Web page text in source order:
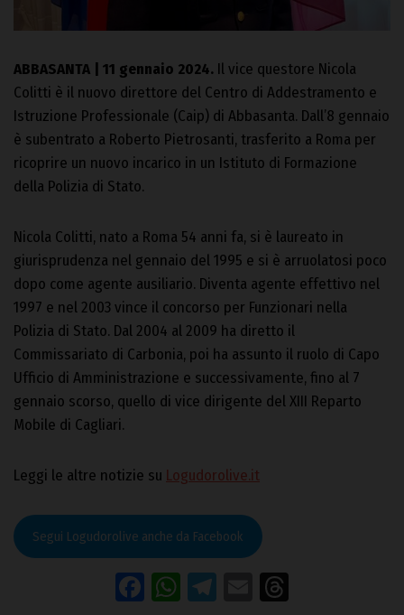
ABBASANTA | 11 gennaio 2024. Il vice questore Nicola
Colitti è il nuovo direttore del Centro di Addestramento e
Istruzione Professionale (Caip) di Abbasanta. Dall’8 gennaio
è subentrato a Roberto Pietrosanti, trasferito a Roma per
ricoprire un nuovo incarico in un Istituto di Formazione
della Polizia di Stato.
Nicola Colitti, nato a Roma 54 anni fa, si è laureato in
giurisprudenza nel gennaio del 1995 e si è arruolatosi poco
dopo come agente ausiliario. Diventa agente effettivo nel
1997 e nel 2003 vince il concorso per Funzionari nella
Polizia di Stato. Dal 2004 al 2009 ha diretto il
Commissariato di Carbonia, poi ha assunto il ruolo di Capo
Ufficio di Amministrazione e successivamente, fino al 7
gennaio scorso, quello di vice dirigente del XIII Reparto
Mobile di Cagliari.
Leggi le altre notizie su Logudorolive.it
Segui Logudorolive anche da Facebook
Facebook
WhatsApp
Telegram
Email